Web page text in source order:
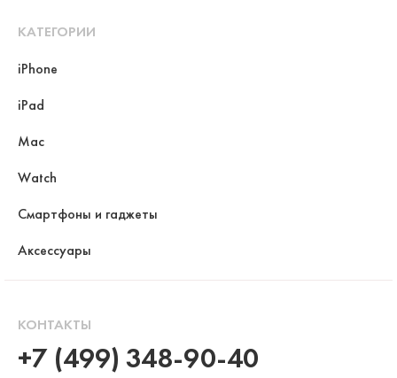
КАТЕГОРИИ
iPhone
iPad
Mac
Watch
Смартфоны и гаджеты
Аксессуары
КОНТАКТЫ
+7 (499) 348-90-40